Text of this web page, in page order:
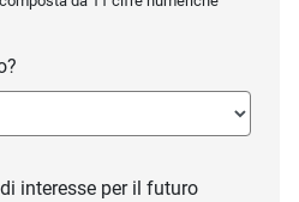
interesse per il futuro